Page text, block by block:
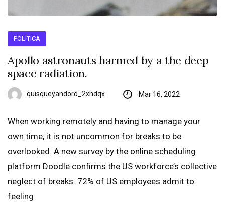
POLÍTICA
Apollo astronauts harmed by a the deep
space radiation.
quisqueyandord_2xhdqx Mar 16, 2022
When working remotely and having to manage your
own time, it is not uncommon for breaks to be
overlooked. A new survey by the online scheduling
platform Doodle confirms the US workforce’s collective
neglect of breaks. 72% of US employees admit to
feeling